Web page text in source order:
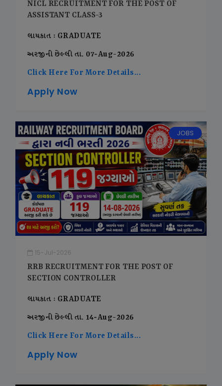
NICL RECRUITMENT FOR THE POST OF
ASSISTANT CLASS-3
લાયકાત : GRADUATE
અરજીની છેલ્લી તા. 07-Aug-2026
Click Here For More Details...
Apply Now
JOBS
15-Jul-2026
RRB RECRUITMENT FOR THE POST OF
SECTION CONTROLLER
લાયકાત : GRADUATE
અરજીની છેલ્લી તા. 14-Aug-2026
Click Here For More Details...
Apply Now